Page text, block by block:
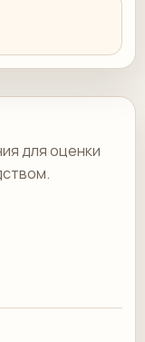
для оценки